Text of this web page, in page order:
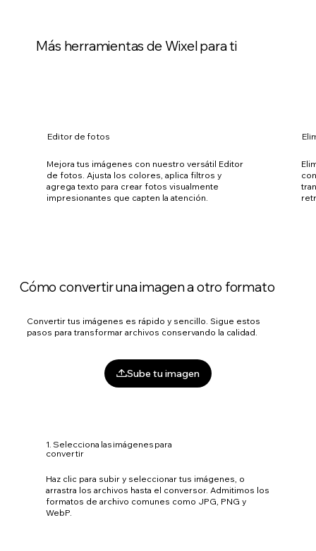
Más herramientas de Wixel para ti
Editor de fotos
Mejora tus imágenes con nuestro versátil Editor
de fotos. Ajusta los colores, aplica filtros y
agrega texto para crear fotos visualmente
impresionantes que capten la atención.
Cómo convertir una imagen a otro formato
Convertir tus imágenes es rápido y sencillo. Sigue estos
pasos para transformar archivos conservando la calidad.
Sube tu imagen
1. Selecciona las imágenes para
convertir
Haz clic para subir y seleccionar tus imágenes, o
arrastra los archivos hasta el conversor. Admitimos los
formatos de archivo comunes como JPG, PNG y
WebP.